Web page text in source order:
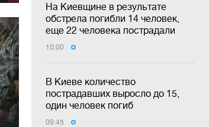
На Киевщине в результате
обстрела погибли 14 человек,
еще 22 человека пострадали
10:00
В Киеве количество
пострадавших выросло до 15,
один человек погиб
09:45